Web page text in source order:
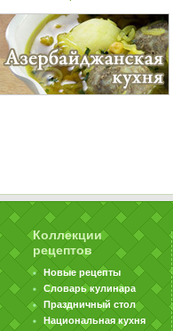
Коллекции
рецептов
Новые рецепты
Словарь кулинара
Праздничный стол
Национальная кухня